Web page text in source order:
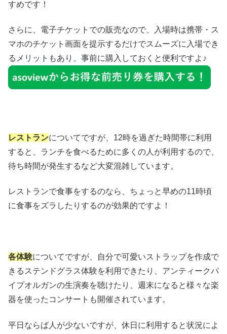
すめです！
さらに、電子チケットでの販売なので、入場時は携帯・ス
マホのチケット画面を提示するだけでスムーズに入場でき
るメリットもあり、事前に購入しておくと便利ですよ♪
レストランについてですが、12時を過ぎた時間帯に利用
すると、ランチを食べるために多くの人が利用するので、
待ち時間が発生するなど大変混雑しています。
レストランで食事をするのなら、ちょっと早めの11時頃
に食事をズラしたりするのが効果的ですよ！
各体験についてですが、自分で可愛いストラップを作成で
きるステンドグラス体験を利用できたり、アンティークパ
イプオルガンの生演奏を聴けたり、週末になると様々な楽
器を使ったコンサートも開催されています。
平日ならば人が少ないですが、休日に利用すると状況によ